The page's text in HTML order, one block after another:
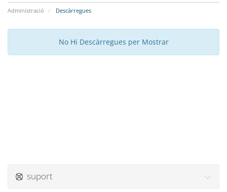
Administració Descàrregues
No Hi Descàrregues per Mostrar
suport